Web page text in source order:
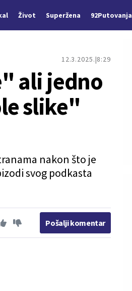
Život Superžena 92Putovanja
12.3.2025. 8:29
ali jedno
slike"
nakon što je
svog podkasta
Pošalji komentar